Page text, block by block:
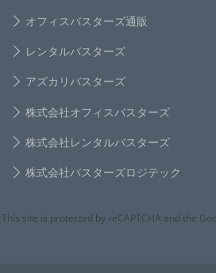
オフィスバスターズ通販
レンタルバスターズ
アズカリバスターズ
株式会社オフィスバスターズ
株式会社レンタルバスターズ
株式会社バスターズロジテック
This site is protected by reCAPTCHA and the